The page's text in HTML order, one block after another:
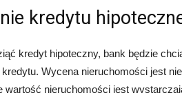
kredytu
kredyt hipoteczny, bank będzie
kredytu. Wycena nieruchomości jest
wartość nieruchomości jest